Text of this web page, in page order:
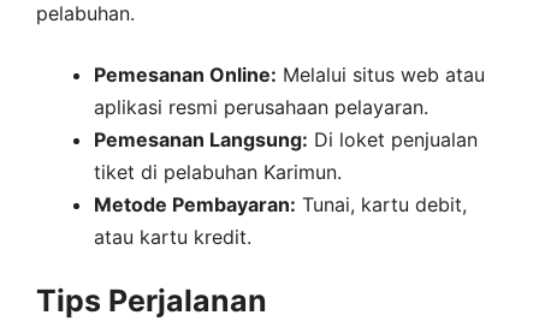
pelabuhan.
Pemesanan Online: Melalui situs web atau
aplikasi resmi perusahaan pelayaran.
Pemesanan Langsung: Di loket penjualan
tiket di pelabuhan Karimun.
Metode Pembayaran: Tunai, kartu debit,
atau kartu kredit.
Tips Perjalanan